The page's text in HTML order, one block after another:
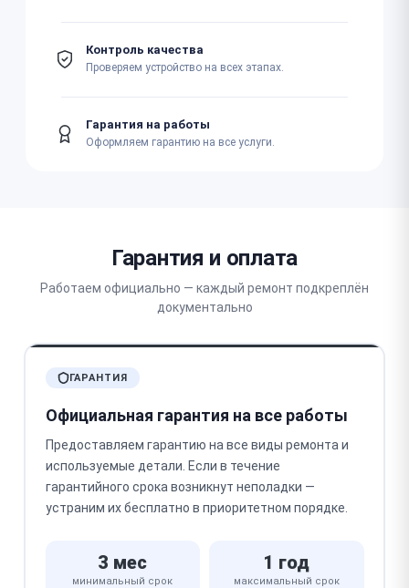
Контроль качества
Проверяем устройство на всех этапах.
Гарантия на работы
Оформляем гарантию на все услуги.
Гарантия и оплата
Работаем официально — каждый ремонт подкреплён
документально
ГАРАНТИЯ
Официальная гарантия на все работы
Предоставляем гарантию на все виды ремонта и
используемые детали. Если в течение
гарантийного срока возникнут неполадки —
устраним их бесплатно в приоритетном порядке.
3 мес
минимальный срок
1 год
максимальный срок